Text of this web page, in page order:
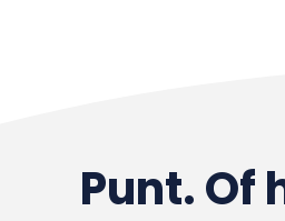
Punt. Of